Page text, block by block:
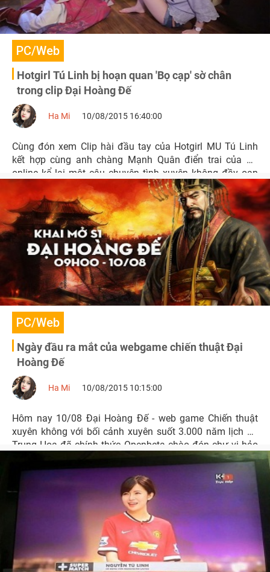
PC/Web
Hotgirl Tú Linh bị hoạn quan 'Bọ cạp' sờ chân
trong clip Đại Hoàng Đế
Ha Mi 10/08/2015 16:40:00
Cùng đón xem Clip hài đầu tay của Hotgirl MU Tú Linh
kết hợp cùng anh chàng Mạnh Quân điển trai của 5S
online kể lại một câu chuyện tình xuyên không đầy oan
trái.
PC/Web
Ngày đầu ra mắt của webgame chiến thuật Đại
Hoàng Đế
Ha Mi 10/08/2015 10:15:00
Hôm nay 10/08 Đại Hoàng Đế - web game Chiến thuật
xuyên không với bối cảnh xuyên suốt 3.000 năm lịch sử
Trung Hoa đã chính thức Openbeta chào đón chư vị hảo
hán ôm mộng thay đổi 3000 năm lịch sử.